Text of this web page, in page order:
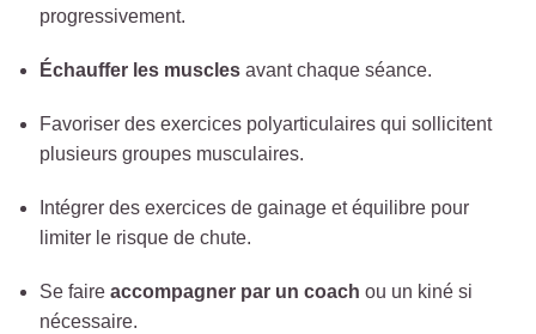
progressivement.
Échauffer les musclesavant chaque séance.
Favoriser des exercices polyarticulaires qui sollicitent
plusieurs groupes musculaires.
Intégrer des exercices de gainage et équilibre pour
limiter le risque de chute.
Se faire accompagner par un coach ou un kiné si
nécessaire.